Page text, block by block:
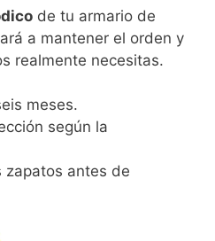
de tu armario de
a mantener el orden y
realmente necesitas.
meses.
según la
zapatos antes de